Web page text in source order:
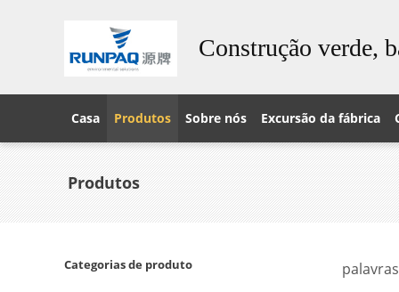
Construção verde,
Casa Produtos Sobre nós Excursão da fábrica
Produtos
Categorias de produto